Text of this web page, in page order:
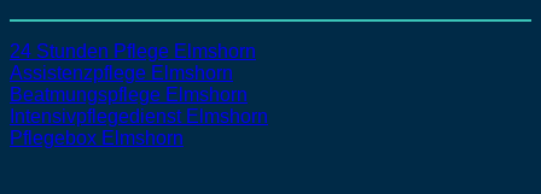
24 Stunden Pflege Elmshorn
Assistenzpflege Elmshorn
Beatmungspflege Elmshorn
Intensivpflegedienst Elmshorn
Pflegebox Elmshorn